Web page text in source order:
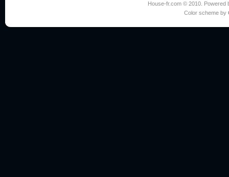
House-fr.com © 2010. Powered
Color scheme by